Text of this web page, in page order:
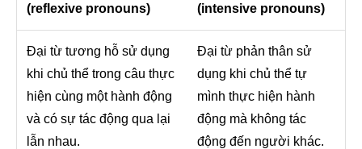
(reflexive pronouns)
(intensive pronouns)
Đại từ tương hỗ sử dụng
khi chủ thể trong câu thực
hiện cùng một hành động
và có sự tác động qua lại
lẫn nhau.
Đại từ phản thân sử
dụng khi chủ thể tự
mình thực hiện hành
động mà không tác
động đến người khác.